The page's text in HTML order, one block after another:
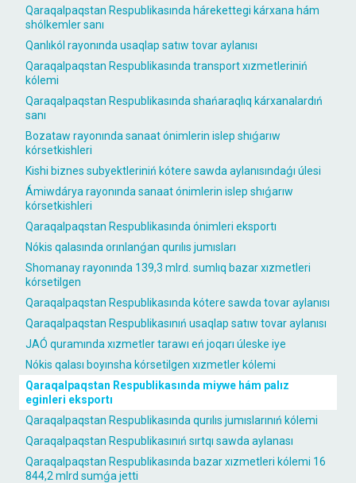
Qaraqalpaqstan Respublikasında hárekettegi kárxana hám
shólkemler sanı
Qanlıkól rayonında usaqlap satıw tovar aylanısı
Qaraqalpaqstan Respublikasında transport xızmetleriniń
kólemi
Qaraqalpaqstan Respublikasında shańaraqlıq kárxanalardıń
sanı
Bozataw rayonında sanaat ónimlerin islep shıǵarıw
kórsetkishleri
Kishi biznes subyektleriniń kótere sawda aylanısındaǵı úlesi
Ámiwdárya rayonında sanaat ónimlerin islep shıǵarıw
kórsetkishleri
Qaraqalpaqstan Respublikasında ónimleri eksportı
Nókis qalasında orınlanǵan qurılıs jumısları
Shomanay rayonında 139,3 mlrd. sumlıq bazar xızmetleri
kórsetilgen
Qaraqalpaqstan Respublikasında kótere sawda tovar aylanısı
Qaraqalpaqstan Respublikasınıń usaqlap satıw tovar aylanısı
JAÓ quramında xızmetler tarawı eń joqarı úleske iye
Nókis qalası boyınsha kórsetilgen xızmetler kólemi
Qaraqalpaqstan Respublikasında miywe hám palız
eginleri eksportı
Qaraqalpaqstan Respublikasında qurılıs jumıslarınıń kólemi
Qaraqalpaqstan Respublikasınıń sırtqı sawda aylanası
Qaraqalpaqstan Respublikasında bazar xızmetleri kólemi 16
844,2 mlrd sumǵa jetti